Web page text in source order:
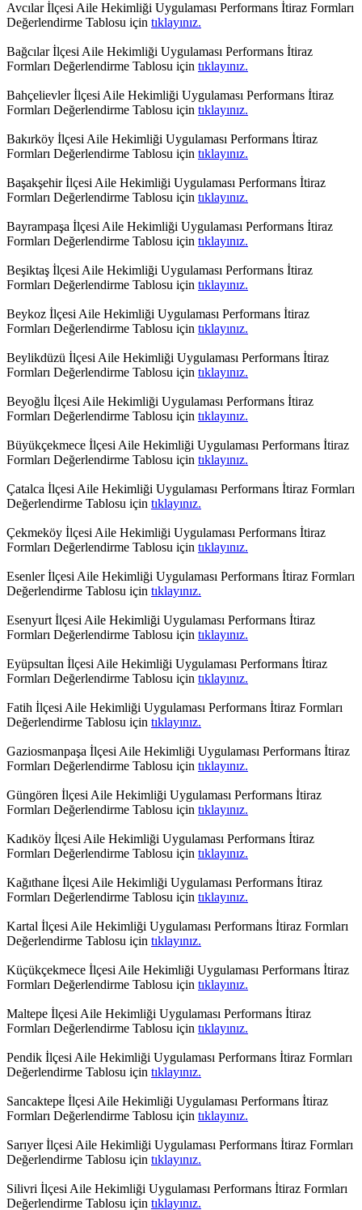
Avcılar İlçesi Aile Hekimliği Uygulaması Performans İtiraz Formları
Değerlendirme Tablosu için tıklayınız.
Bağcılar İlçesi Aile Hekimliği Uygulaması Performans İtiraz
Formları Değerlendirme Tablosu için tıklayınız.
Bahçelievler İlçesi Aile Hekimliği Uygulaması Performans İtiraz
Formları Değerlendirme Tablosu için tıklayınız.
Bakırköy İlçesi Aile Hekimliği Uygulaması Performans İtiraz
Formları Değerlendirme Tablosu için tıklayınız.
Başakşehir İlçesi Aile Hekimliği Uygulaması Performans İtiraz
Formları Değerlendirme Tablosu için tıklayınız.
Bayrampaşa İlçesi Aile Hekimliği Uygulaması Performans İtiraz
Formları Değerlendirme Tablosu için tıklayınız.
Beşiktaş İlçesi Aile Hekimliği Uygulaması Performans İtiraz
Formları Değerlendirme Tablosu için tıklayınız.
Beykoz İlçesi Aile Hekimliği Uygulaması Performans İtiraz
Formları Değerlendirme Tablosu için tıklayınız.
Beylikdüzü İlçesi Aile Hekimliği Uygulaması Performans İtiraz
Formları Değerlendirme Tablosu için tıklayınız.
Beyoğlu İlçesi Aile Hekimliği Uygulaması Performans İtiraz
Formları Değerlendirme Tablosu için tıklayınız.
Büyükçekmece İlçesi Aile Hekimliği Uygulaması Performans İtiraz
Formları Değerlendirme Tablosu için tıklayınız.
Çatalca İlçesi Aile Hekimliği Uygulaması Performans İtiraz Formları
Değerlendirme Tablosu için tıklayınız.
Çekmeköy İlçesi Aile Hekimliği Uygulaması Performans İtiraz
Formları Değerlendirme Tablosu için tıklayınız.
Esenler İlçesi Aile Hekimliği Uygulaması Performans İtiraz Formları
Değerlendirme Tablosu için tıklayınız.
Esenyurt İlçesi Aile Hekimliği Uygulaması Performans İtiraz
Formları Değerlendirme Tablosu için tıklayınız.
Eyüpsultan İlçesi Aile Hekimliği Uygulaması Performans İtiraz
Formları Değerlendirme Tablosu için tıklayınız.
Fatih İlçesi Aile Hekimliği Uygulaması Performans İtiraz Formları
Değerlendirme Tablosu için tıklayınız.
Gaziosmanpaşa İlçesi Aile Hekimliği Uygulaması Performans İtiraz
Formları Değerlendirme Tablosu için tıklayınız.
Güngören İlçesi Aile Hekimliği Uygulaması Performans İtiraz
Formları Değerlendirme Tablosu için tıklayınız.
Kadıköy İlçesi Aile Hekimliği Uygulaması Performans İtiraz
Formları Değerlendirme Tablosu için tıklayınız.
Kağıthane İlçesi Aile Hekimliği Uygulaması Performans İtiraz
Formları Değerlendirme Tablosu için tıklayınız.
Kartal İlçesi Aile Hekimliği Uygulaması Performans İtiraz Formları
Değerlendirme Tablosu için tıklayınız.
Küçükçekmece İlçesi Aile Hekimliği Uygulaması Performans İtiraz
Formları Değerlendirme Tablosu için tıklayınız.
Maltepe İlçesi Aile Hekimliği Uygulaması Performans İtiraz
Formları Değerlendirme Tablosu için tıklayınız.
Pendik İlçesi Aile Hekimliği Uygulaması Performans İtiraz Formları
Değerlendirme Tablosu için tıklayınız.
Sancaktepe İlçesi Aile Hekimliği Uygulaması Performans İtiraz
Formları Değerlendirme Tablosu için tıklayınız.
Sarıyer İlçesi Aile Hekimliği Uygulaması Performans İtiraz Formları
Değerlendirme Tablosu için tıklayınız.
Silivri İlçesi Aile Hekimliği Uygulaması Performans İtiraz Formları
Değerlendirme Tablosu için tıklayınız.